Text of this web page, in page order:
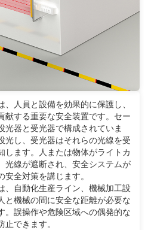
人員と設備を効果的に保護し、
献する重要な安全装置です。セー
光器と受光器で構成されていま
光し、受光器はそれらの光線を受
します。人または物体がライトカ
光線が遮断され、安全システムが
全対策を講じます。
、自動化生産ライン、機械加工設
と機械の間に安全な距離が必要な
。誤操作や危険区域への偶発的な
できます。